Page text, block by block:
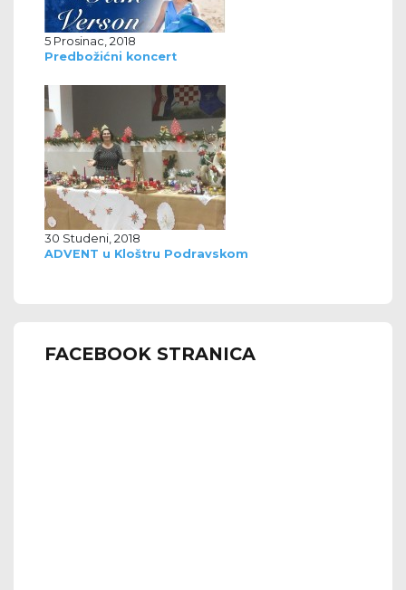
5 Prosinac, 2018
Predbožićni koncert
30 Studeni, 2018
ADVENT u Kloštru Podravskom
FACEBOOK STRANICA